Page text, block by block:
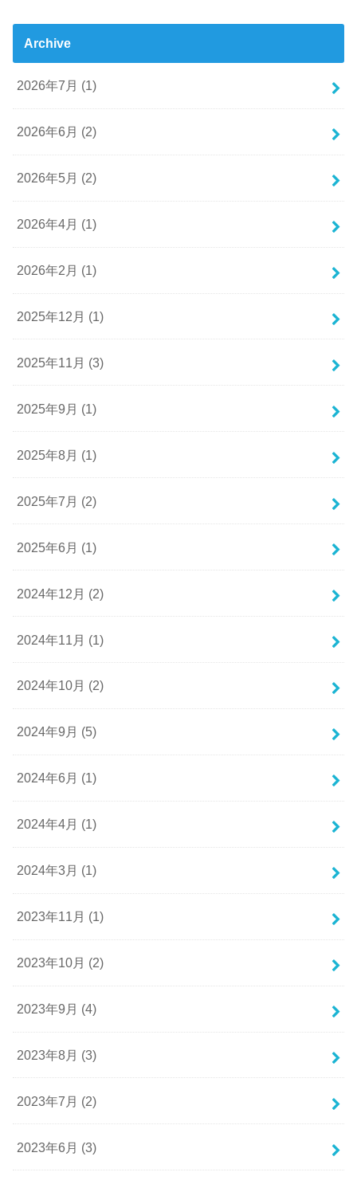
Archive
2026年7月 (1)
2026年6月 (2)
2026年5月 (2)
2026年4月 (1)
2026年2月 (1)
2025年12月 (1)
2025年11月 (3)
2025年9月 (1)
2025年8月 (1)
2025年7月 (2)
2025年6月 (1)
2024年12月 (2)
2024年11月 (1)
2024年10月 (2)
2024年9月 (5)
2024年6月 (1)
2024年4月 (1)
2024年3月 (1)
2023年11月 (1)
2023年10月 (2)
2023年9月 (4)
2023年8月 (3)
2023年7月 (2)
2023年6月 (3)